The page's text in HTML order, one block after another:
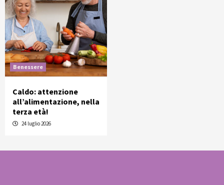
Benessere
Caldo: attenzione
all’alimentazione, nella
terza età!
24 luglio 2026